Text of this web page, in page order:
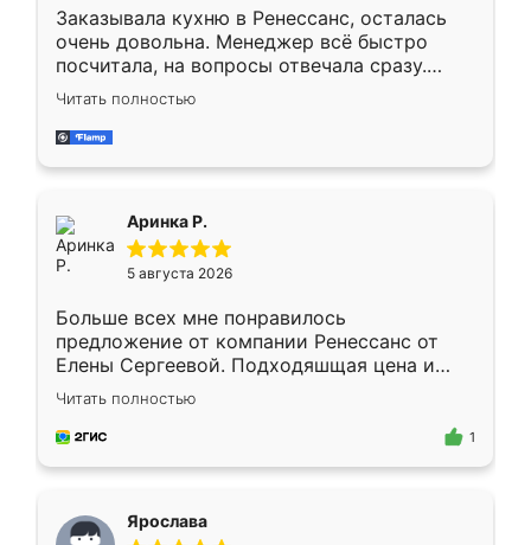
Заказывала кухню в Ренессанс, осталась
очень довольна. Менеджер всё быстро
посчитала, на вопросы отвечала сразу.
Замерщик приехал в субботу, подошёл к
делу со всей ответственностью. Собрали
за день, ребята работали аккуратно, даже
Читать полностью
Аринка Р.
5 августа 2026
Больше всех мне понравилось
предложение от компании Ренессанс от
Елены Сергеевой. Подходяшщая цена и
короткие сроки изготовления. Приехавший
для замера сотрудник Владислав
предложил по моему эскизу самый
Читать полностью
1
Ярослава